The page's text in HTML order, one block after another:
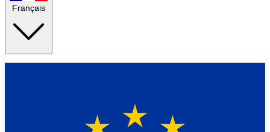
Français